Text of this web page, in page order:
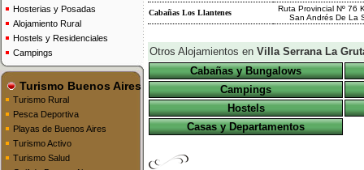
Hosterias y Posadas
Alojamiento Rural
Hostels y Residenciales
Campings
Turismo Buenos Aires
Turismo Rural
Pesca Deportiva
Playas de Buenos Aires
Turismo Activo
Turismo Salud
Cabañas Los Llantenes
Ruta Provincial Nº 76
San Andrés De La
Otros Alojamientos en Villa Serrana La
Cabañas y Bungalows
Campings
Hostels
Casas y Departamentos